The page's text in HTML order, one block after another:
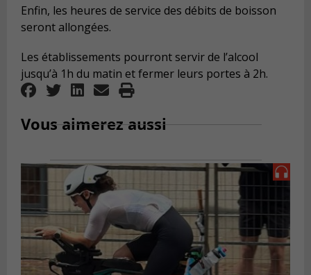
Enfin, les heures de service des débits de boisson
seront allongées.
Les établissements pourront servir de l’alcool
jusqu’à 1h du matin et fermer leurs portes à 2h.
Vous aimerez aussi